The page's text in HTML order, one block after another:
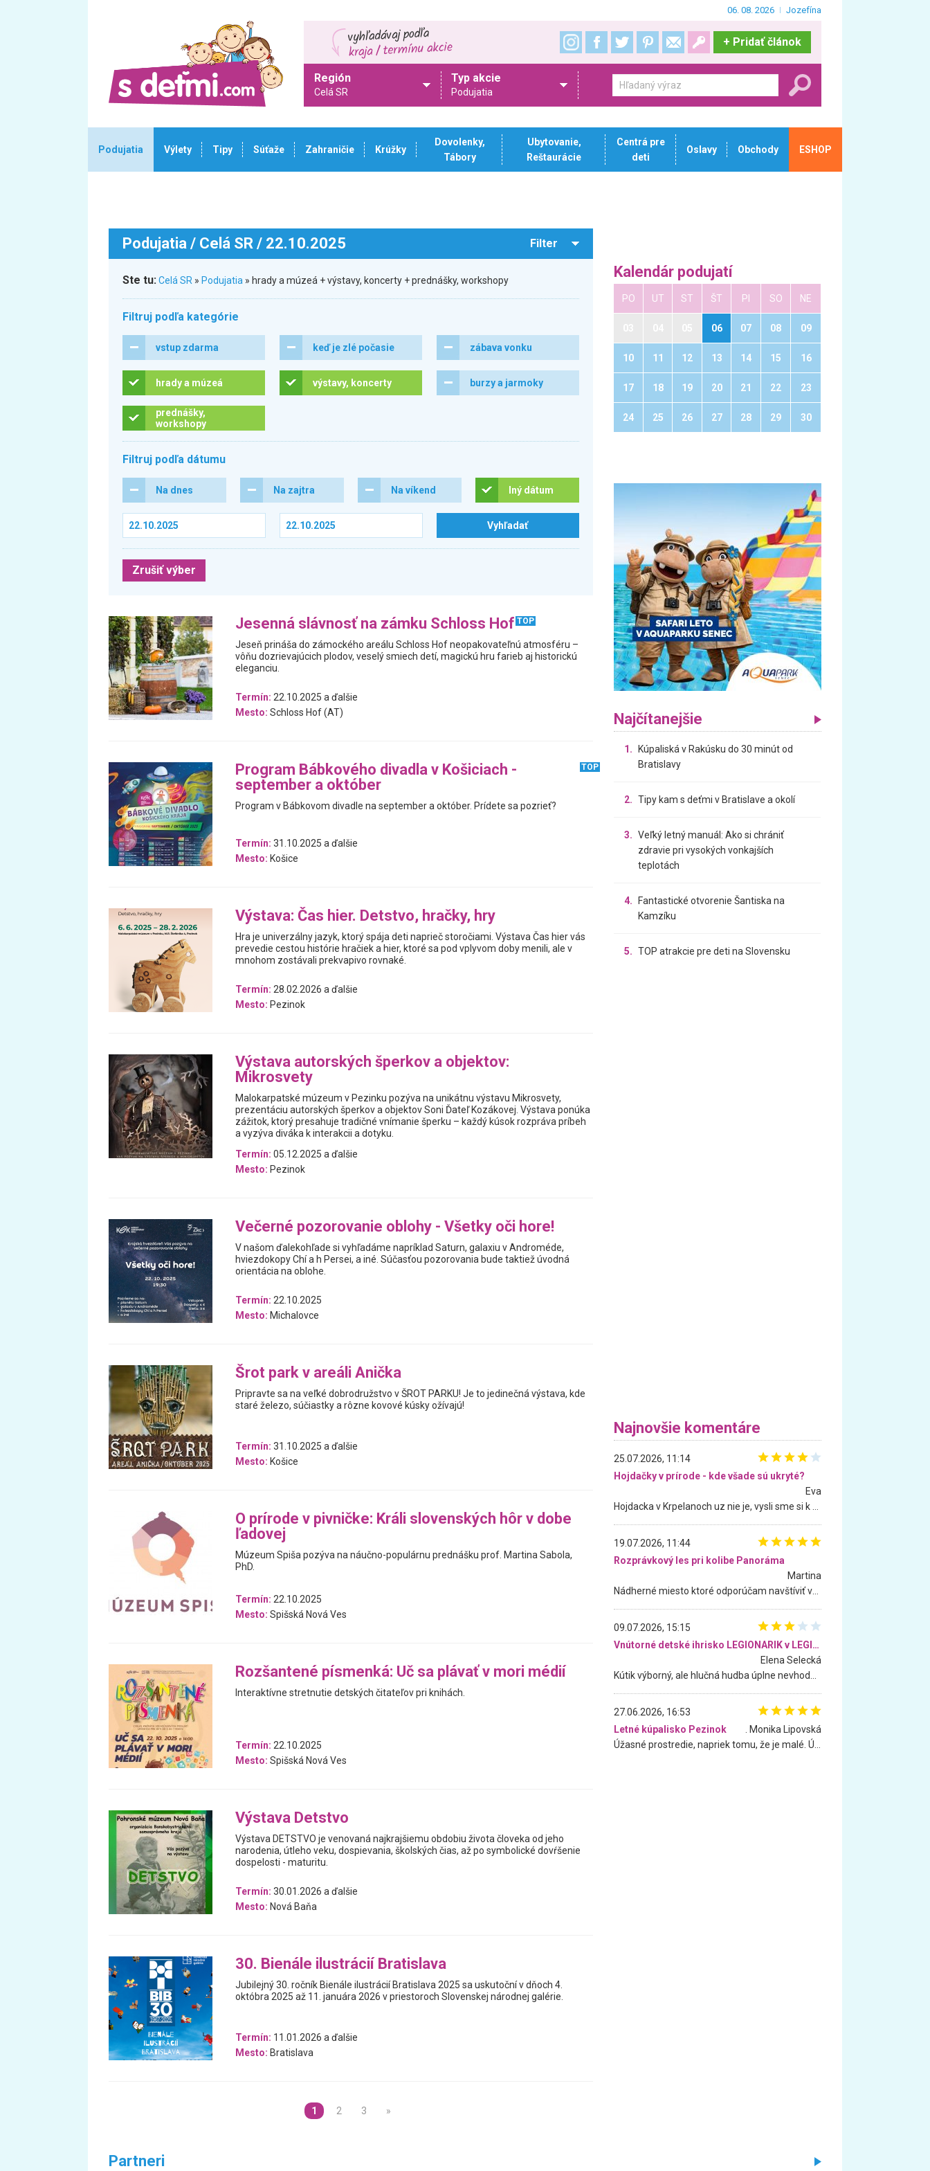
06. 08. 2026 Jozefína
+ Pridať článok
Región
Celá SR
Typ akcie
Podujatia
Podujatia Výlety Tipy Súťaže Zahraničie Krúžky
Dovolenky,
Tábory
Ubytovanie,
Reštaurácie
Centrá pre
deti
Oslavy Obchody ESHOP
Podujatia / Celá SR / 22.10.2025 Filter
Ste tu:Celá SR » Podujatia » hrady a múzeá + výstavy, koncerty + prednášky, workshopy
Filtruj podľa kategórie
vstup zdarma keď je zlé počasie zábava vonku
hrady a múzeá výstavy, koncerty burzy a jarmoky
prednášky,
workshopy
Filtruj podľa dátumu
Na dnes Na zajtra Na víkend Iný dátum
Zrušiť výber
Jesenná slávnosť na zámku Schloss Hof TOP
Jeseň prináša do zámockého areálu Schloss Hof neopakovateľnú atmosféru –
vôňu dozrievajúcich plodov, veselý smiech detí, magickú hru farieb aj historickú
eleganciu.
Termín: 22.10.2025 a ďalšie
Mesto: Schloss Hof (AT)
Program Bábkového divadla v Košiciach -
september a október
TOP
Program v Bábkovom divadle na september a október. Prídete sa pozrieť?
Termín: 31.10.2025 a ďalšie
Mesto: Košice
Výstava: Čas hier. Detstvo, hračky, hry
Hra je univerzálny jazyk, ktorý spája deti naprieč storočiami. Výstava Čas hier vás
prevedie cestou histórie hračiek a hier, ktoré sa pod vplyvom doby menili, ale v
mnohom zostávali prekvapivo rovnaké.
Termín: 28.02.2026 a ďalšie
Mesto: Pezinok
Výstava autorských šperkov a objektov:
Mikrosvety
Malokarpatské múzeum v Pezinku pozýva na unikátnu výstavu Mikrosvety,
prezentáciu autorských šperkov a objektov Soni Ďateľ Kozákovej. Výstava ponúka
zážitok, ktorý presahuje tradičné vnímanie šperku – každý kúsok rozpráva príbeh
a vyzýva diváka k interakcii a dotyku.
Termín: 05.12.2025 a ďalšie
Mesto: Pezinok
Večerné pozorovanie oblohy - Všetky oči hore!
V našom ďalekohľade si vyhľadáme napríklad Saturn, galaxiu v Androméde,
hviezdokopy Chí a h Persei, a iné. Súčasťou pozorovania bude taktiež úvodná
orientácia na oblohe.
Termín: 22.10.2025
Mesto: Michalovce
Šrot park v areáli Anička
Pripravte sa na veľké dobrodružstvo v ŠROT PARKU! Je to jedinečná výstava, kde
staré železo, súčiastky a rôzne kovové kúsky ožívajú!
Termín: 31.10.2025 a ďalšie
Mesto: Košice
O prírode v pivničke: Králi slovenských hôr v dobe
ľadovej
Múzeum Spiša pozýva na náučno-populárnu prednášku prof. Martina Sabola,
PhD.
Termín: 22.10.2025
Mesto: Spišská Nová Ves
Rozšantené písmenká: Uč sa plávať v mori médií
Interaktívne stretnutie detských čitateľov pri knihách.
Termín: 22.10.2025
Mesto: Spišská Nová Ves
Výstava Detstvo
Výstava DETSTVO je venovaná najkrajšiemu obdobiu života človeka od jeho
narodenia, útleho veku, dospievania, školských čias, až po symbolické dovŕšenie
dospelosti - maturitu.
Termín: 30.01.2026 a ďalšie
Mesto: Nová Baňa
30. Bienále ilustrácií Bratislava
Jubilejný 30. ročník Bienále ilustrácií Bratislava 2025 sa uskutoční v dňoch 4.
októbra 2025 až 11. januára 2026 v priestoroch Slovenskej národnej galérie.
Termín: 11.01.2026 a ďalšie
Mesto: Bratislava
1 2 3 »
Kalendár podujatí
PO UT ST ŠT PI SO NE
06 07 08 09
10 11 12 13 14 15 16
17 18 19 20 21 22 23
24 25 26 27 28 29 30
Najčítanejšie
1.
Kúpaliská v Rakúsku do 30 minút od
Bratislavy
2. Tipy kam s deťmi v Bratislave a okolí
3. Veľký letný manuál: Ako si chrániť
zdravie pri vysokých vonkajších
teplotách
4.
Fantastické otvorenie Šantiska na
Kamzíku
5. TOP atrakcie pre deti na Slovensku
Najnovšie komentáre
25.07.2026, 11:14
Hojdačky v prírode - kde všade sú ukryté?
Eva
19.07.2026, 11:44
Rozprávkový les pri kolibe Panoráma
Martina
09.07.2026, 15:15
Vnútorné detské ihrisko LEGIONARIK v LEGIA Fitness
Elena Selecká
27.06.2026, 16:53
Letné kúpalisko Pezinok
. Monika Lipovská
Partneri